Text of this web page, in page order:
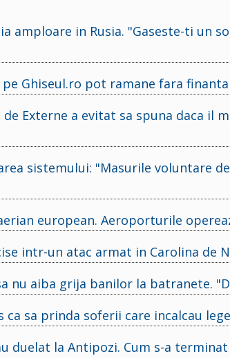
amploare in Rusia. "Gaseste-ti un
Ghiseul.ro pot ramane fara
Externe a evitat sa spuna daca il
sistemului: "Masurile voluntare
european. Aeroporturile
intr-un atac armat in Carolina de
nu aiba grija banilor la batranete.
sa prinda soferii care incalcau
duelat la Antipozi. Cum s-a